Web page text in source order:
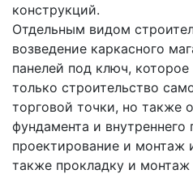
конструкций.
Отдельным видом
возведение каркасного
панелей под ключ,
только строительство
торговой точки, но также
фундамента и внутреннего
проектирование и монтаж
также прокладку и